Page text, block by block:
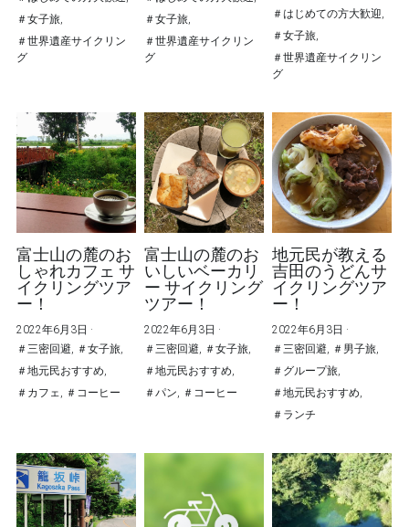
＃女子旅,
＃世界遺産サイクリン
グ
＃女子旅,
＃世界遺産サイクリン
グ
＃はじめての方大歓迎,
＃女子旅,
＃世界遺産サイクリン
グ
富士山の麓のお
しゃれカフェ サ
イクリングツア
ー！
2022年6月3日 ·
＃三密回避,
＃女子旅,
＃地元民おすすめ,
＃カフェ,
＃コーヒー
富士山の麓のお
いしいベーカリ
ー サイクリング
ツアー！
2022年6月3日 ·
＃三密回避,
＃女子旅,
＃地元民おすすめ,
＃パン,
＃コーヒー
地元民が教える
吉田のうどんサ
イクリングツア
ー！
2022年6月3日 ·
＃三密回避,
＃男子旅,
＃グループ旅,
＃地元民おすすめ,
＃ランチ